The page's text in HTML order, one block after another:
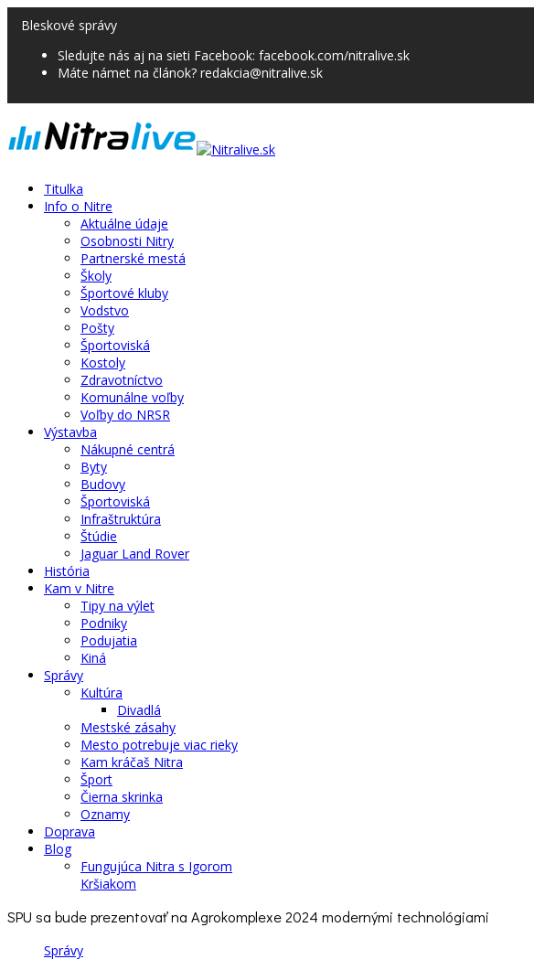
Bleskové správy
Sledujte nás aj na sieti Facebook: facebook.com/nitralive.sk
Máte námet na článok? redakcia@nitralive.sk
Titulka
Info o Nitre
Aktuálne údaje
Osobnosti Nitry
Partnerské mestá
Školy
Športové kluby
Vodstvo
Pošty
Športoviská
Kostoly
Zdravotníctvo
Komunálne voľby
Voľby do NRSR
Výstavba
Nákupné centrá
Byty
Budovy
Športoviská
Infraštruktúra
Štúdie
Jaguar Land Rover
História
Kam v Nitre
Tipy na výlet
Podniky
Podujatia
Kiná
Správy
Kultúra
Divadlá
Mestské zásahy
Mesto potrebuje viac rieky
Kam kráčaš Nitra
Šport
Čierna skrinka
Oznamy
Doprava
Blog
Fungujúca Nitra s Igorom
Kršiakom
SPU sa bude prezentovať na Agrokomplexe 2024 modernými technológiami
Správy